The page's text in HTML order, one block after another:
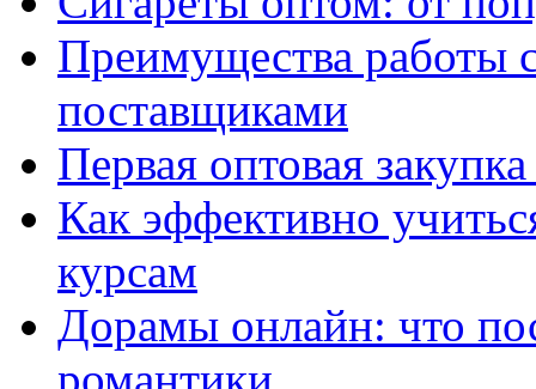
Преимущества работы
поставщиками
Первая оптовая
Как эффективно
курсам
Дорамы онлайн: что
романтики